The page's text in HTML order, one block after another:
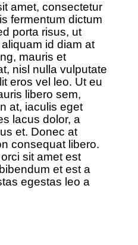
amet, consectetur
fermentum dictum
porta risus, ut
id diam at
mauris et
nisl nulla vulputate
eros vel leo. Ut eu
libero sem,
at, iaculis eget
lacus dolor, a
et. Donec at
consequat libero.
sit amet est
et est a
egestas leo a